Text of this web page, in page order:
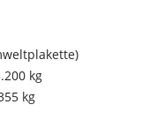
kg
kg